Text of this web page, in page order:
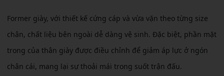
Former giày, với thiết kế cứng cáp và vừa vặn theo từng size
chân, chất liệu bên ngoài dễ dàng vệ sinh. Đặc biệt, phần mặt
trong của thân giày được điều chỉnh để giảm áp lực ở ngón
chân cái, mang lại sự thoải mái trong suốt trận đấu.